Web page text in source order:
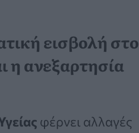
εισβολή στο
η ανεξαρτησία
φέρνει αλλαγές